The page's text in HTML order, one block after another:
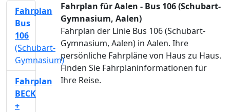
Fahrplan für Aalen - Bus 106 (Schubart-
Gymnasium, Aalen)
Fahrplan der Linie Bus 106 (Schubart-
Gymnasium, Aalen) in Aalen. Ihre
persönliche Fahrpläne von Haus zu Haus.
Finden Sie Fahrplaninformationen für
Ihre Reise.
Fahrplan
Bus
106
(Schubart-
Gymnasium)
Fahrplan
BECK
+